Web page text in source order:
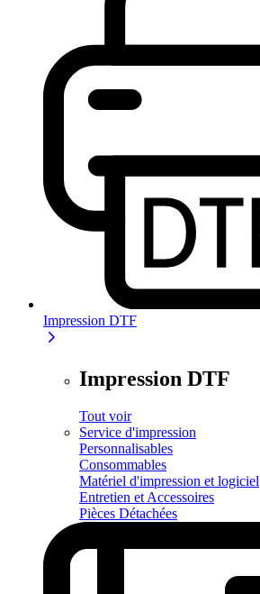
Impression DTF
Impression DTF
Tout voir
Service d'impression
Personnalisables
Consommables
Matériel d'impression et logiciel
Entretien et Accessoires
Pièces Détachées